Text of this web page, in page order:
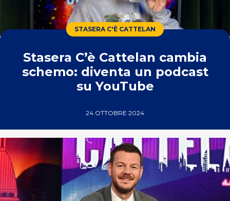
STASERA C'È CATTELAN
Stasera C’è Cattelan cambia
schemo: diventa un podcast
su YouTube
24 OTTOBRE 2024